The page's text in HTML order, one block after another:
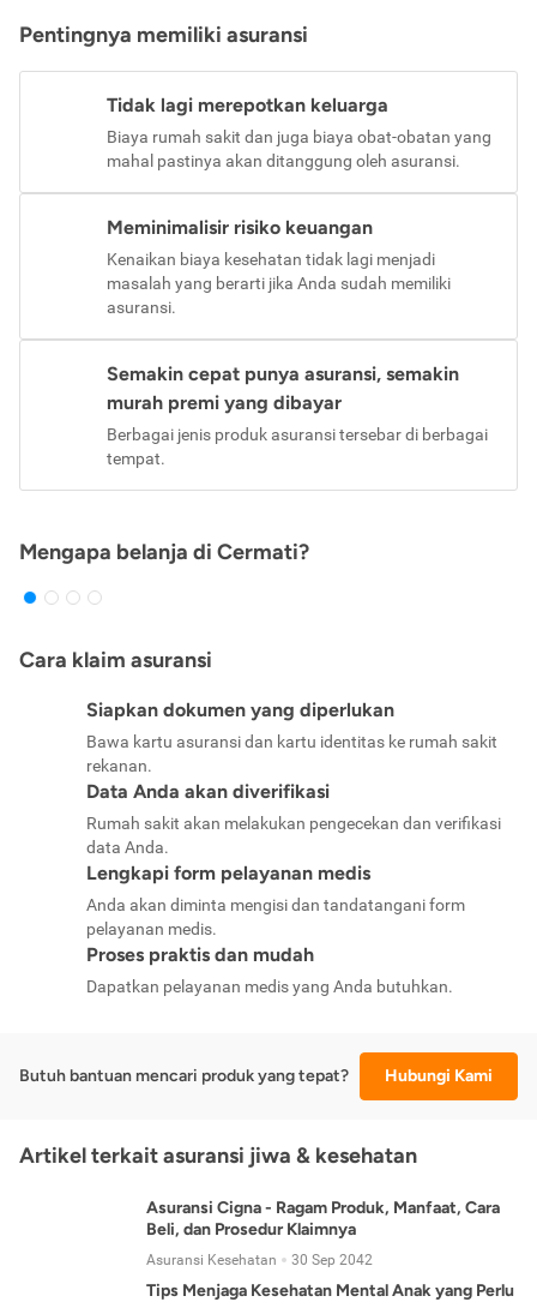
Pentingnya memiliki asuransi
Tidak lagi merepotkan keluarga
Biaya rumah sakit dan juga biaya obat-obatan yang
mahal pastinya akan ditanggung oleh asuransi.
Meminimalisir risiko keuangan
Kenaikan biaya kesehatan tidak lagi menjadi
masalah yang berarti jika Anda sudah memiliki
asuransi.
Semakin cepat punya asuransi, semakin
murah premi yang dibayar
Berbagai jenis produk asuransi tersebar di berbagai
tempat.
Mengapa belanja di Cermati?
Cara klaim asuransi
Siapkan dokumen yang diperlukan
Bawa kartu asuransi dan kartu identitas ke rumah sakit
rekanan.
Data Anda akan diverifikasi
Rumah sakit akan melakukan pengecekan dan verifikasi
data Anda.
Lengkapi form pelayanan medis
Anda akan diminta mengisi dan tandatangani form
pelayanan medis.
Proses praktis dan mudah
Dapatkan pelayanan medis yang Anda butuhkan.
Butuh bantuan mencari produk yang tepat? Hubungi Kami
Artikel terkait asuransi jiwa & kesehatan
Asuransi Cigna - Ragam Produk, Manfaat, Cara
Beli, dan Prosedur Klaimnya
Asuransi Kesehatan 30 Sep 2042
Tips Menjaga Kesehatan Mental Anak yang Perlu